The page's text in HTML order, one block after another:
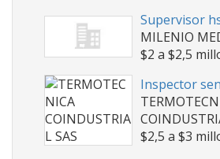
Supervisor
MILENIO
$2 a $2,5
Inspector
$2,5 a $3